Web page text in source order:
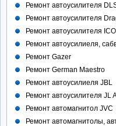
Ремонт автоусилителя
Ремонт автоусилителя
Ремонт автоусилителя
Ремонт автоусилиеля,
Ремонт Gazer
Ремонт German Maestro
Ремонт автоусилиеля JBL
Ремонт автоусилителя JL
Ремонт автомагнитол JVC
Ремонт автомагнитолы,